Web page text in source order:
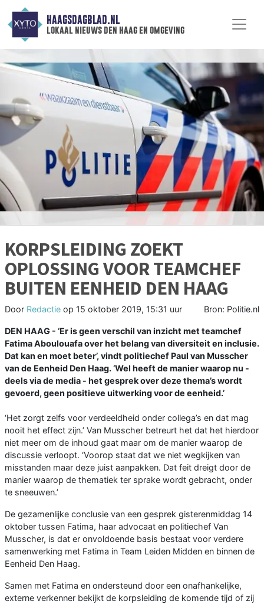
HAAGSDAGBLAD.NL
lokaal nieuws den haag en omgeving
KORPSLEIDING ZOEKT
OPLOSSING VOOR TEAMCHEF
BUITEN EENHEID DEN HAAG
Door Redactie op 15 oktober 2019, 15:31 uur Bron: Politie.nl
DEN HAAG - ‘Er is geen verschil van inzicht met teamchef
Fatima Aboulouafa over het belang van diversiteit en inclusie.
Dat kan en moet beter’, vindt politiechef Paul van Musscher
van de Eenheid Den Haag. ‘Wel heeft de manier waarop nu -
deels via de media - het gesprek over deze thema’s wordt
gevoerd, geen positieve uitwerking voor de eenheid.’
‘Het zorgt zelfs voor verdeeldheid onder collega’s en dat mag
nooit het effect zijn.’ Van Musscher betreurt het dat het hierdoor
niet meer om de inhoud gaat maar om de manier waarop de
discussie verloopt. ‘Voorop staat dat we niet wegkijken van
misstanden maar deze juist aanpakken. Dat feit dreigt door de
manier waarop de thematiek ter sprake wordt gebracht, onder
te sneeuwen.’
De gezamenlijke conclusie van een gesprek gisterenmiddag 14
oktober tussen Fatima, haar advocaat en politiechef Van
Musscher, is dat er onvoldoende basis bestaat voor verdere
samenwerking met Fatima in Team Leiden Midden en binnen de
Eenheid Den Haag.
Samen met Fatima en ondersteund door een onafhankelijke,
externe verkenner bekijkt de korpsleiding de komende tijd of zij